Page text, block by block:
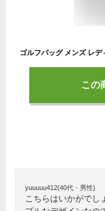
この
yuuuuu412(40代・男性)
こちらはいかがでし